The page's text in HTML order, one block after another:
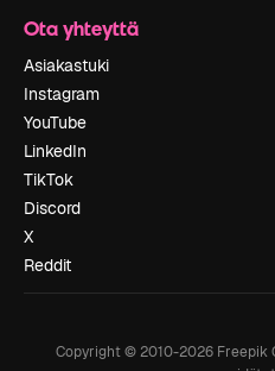
Ota yhteyttä
Asiakastuki
Instagram
YouTube
LinkedIn
TikTok
Discord
X
Reddit
Copyright © 2010-2026Freepik